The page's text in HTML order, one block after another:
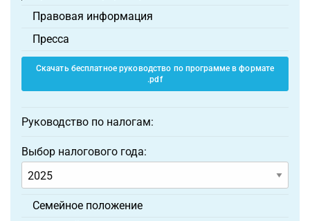
Правовая информация
Пресса
Скачать бесплатное руководство по программе в формате
.pdf
Руководство по налогам:
Выбор налогового года:
Семейное положение